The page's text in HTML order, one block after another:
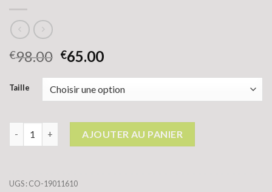
€98.00 €65.00
Taille
AJOUTER AU PANIER
UGS :CO-19011610